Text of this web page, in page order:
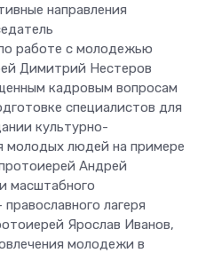
направления
работе с молодежью
Димитрий Нестеров
кадровым вопросам
специалистов для
культурно-
молодых людей на примере
Андрей
масштабного
лагеря
Ярослав Иванов,
молодежи в